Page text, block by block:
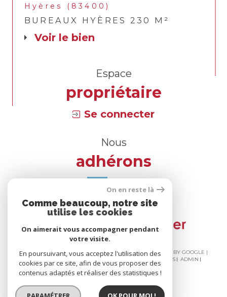
Hyères (83400)
BUREAUX HYÈRES 230 M²
voir le bien
Espace
propriétaire
Se connecter
Nous
adhérons
© 2026 | TOUS DROITS RÉSERVÉS | TRADUCTION POWERED BY GOOGLE |
NOS HONORAIRES
PLAN DU SITE MENTIONS LÉGALES
ADMIN
NOS LIENS
POLITIQUE RGPD COOKIES
On en reste là
Comme beaucoup, notre site
utilise les cookies
On aimerait vous accompagner pendant
votre visite.
En poursuivant, vous acceptez l'utilisation des
cookies par ce site, afin de vous proposer des
contenus adaptés et réaliser des statistiques !